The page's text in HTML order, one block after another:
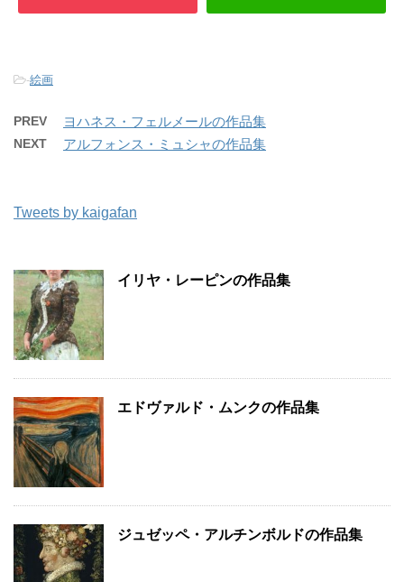
-絵画
PREV ヨハネス・フェルメールの作品集
NEXT アルフォンス・ミュシャの作品集
Tweets by kaigafan
イリヤ・レーピンの作品集
エドヴァルド・ムンクの作品集
ジュゼッペ・アルチンボルドの作品集